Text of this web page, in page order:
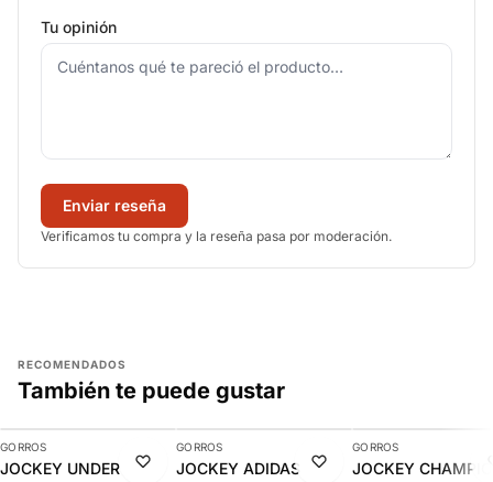
Tu opinión
Enviar reseña
Verificamos tu compra y la reseña pasa por moderación.
RECOMENDADOS
También te puede gustar
-10%
AGREGAR
GORROS
JOCKEY UNDER
-10%
AGREGAR
GORROS
JOCKEY ADIDAS
-15%
GORROS
JOCKEY